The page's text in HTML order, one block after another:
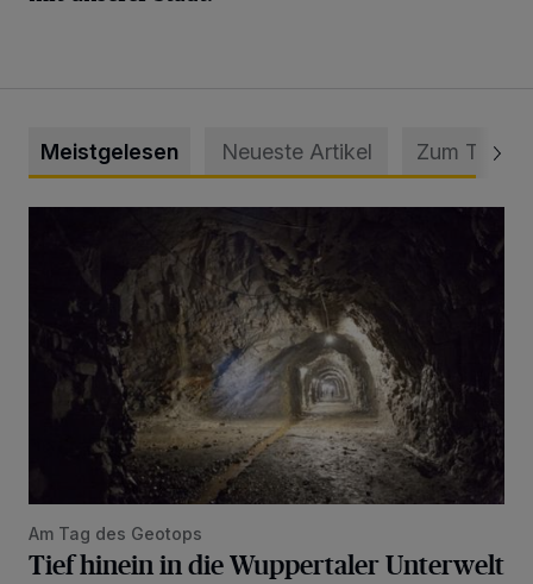
Meistgelesen Neueste Artikel Zum Thema
Am Tag des Geotops
Tief hinein in die Wuppertaler Unterwelt